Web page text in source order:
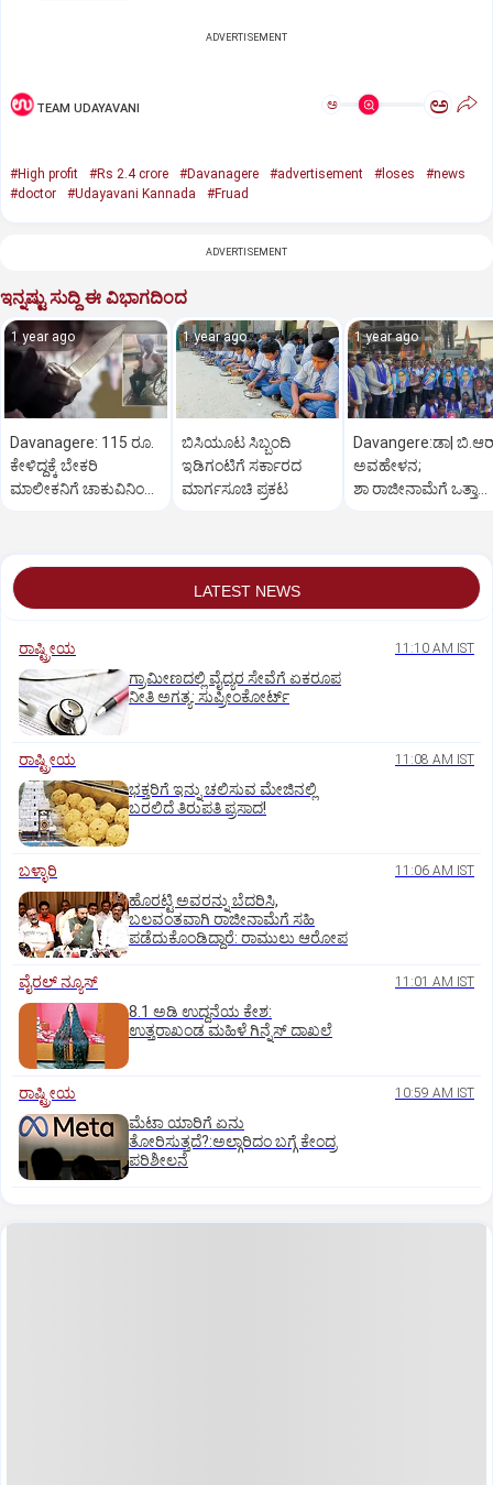
ADVERTISEMENT
TEAM UDAYAVANI ಅ ಅ
#High profit #Rs 2.4 crore #Davanagere #advertisement #loses
#news
#doctor
#Udayavani Kannada #Fruad
ADVERTISEMENT
ಇನ್ನಷ್ಟು ಸುದ್ದಿ ಈ ವಿಭಾಗದಿಂದ
1 year ago
Davanagere: 115 ರೂ.
ಕೇಳಿದ್ದಕ್ಕೆ ಬೇಕರಿ
ಮಾಲೀಕನಿಗೆ ಚಾಕುವಿನಿಂದ
1 year ago
ಬಿಸಿಯೂಟ ಸಿಬ್ಬಂದಿ
ಇಡಿಗಂಟಿಗೆ ಸರ್ಕಾರದ
ಮಾರ್ಗಸೂಚಿ ಪ್ರಕಟ
1 year ago
Davangere:ಡಾ|
ಅವಹೇಳನ;
ಶಾ ರಾಜೀನಾಮೆಗೆ
LATEST NEWS
ರಾಷ್ಟ್ರೀಯ 11:10 AM IST
ಗ್ರಾಮೀಣದಲ್ಲಿ ವೈದ್ಯರ ಸೇವೆಗೆ ಏಕರೂಪ
ನೀತಿ ಅಗತ್ಯ: ಸುಪ್ರೀಂಕೋರ್ಟ್‌
ರಾಷ್ಟ್ರೀಯ 11:08 AM IST
ಭಕ್ತರಿಗೆ ಇನ್ನು ಚಲಿಸುವ ಮೇಜಿನಲ್ಲಿ
ಬರಲಿದೆ ತಿರುಪತಿ ಪ್ರಸಾದ!
ಬಳ್ಳಾರಿ 11:06 AM IST
ಹೊರಟ್ಟಿ ಅವರನ್ನು ಬೆದರಿಸಿ,
ಬಲವಂತವಾಗಿ ರಾಜೀನಾಮೆಗೆ ಸಹಿ
ಪಡೆದುಕೊಂಡಿದ್ದಾರೆ: ರಾಮುಲು ಆರೋಪ
ವೈರಲ್ ನ್ಯೂಸ್ 11:01 AM IST
8.1 ಅಡಿ ಉದ್ದನೆಯ ಕೇಶ:
ಉತ್ತರಾಖಂಡ ಮಹಿಳೆ ಗಿನ್ನೆಸ್‌ ದಾಖಲೆ
ರಾಷ್ಟ್ರೀಯ 10:59 AM IST
ಮೆಟಾ ಯಾರಿಗೆ ಏನು
ತೋರಿಸುತ್ತದೆ?:ಅಲ್ಗಾರಿದಂ ಬಗ್ಗೆ ಕೇಂದ್ರ
ಪರಿಶೀಲನೆ